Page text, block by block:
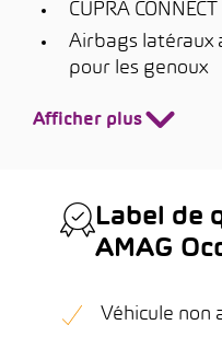
CUPRA
Airbags latéraux
pour les genoux
Afficher plus
Label de
AMAG
Véhicule non